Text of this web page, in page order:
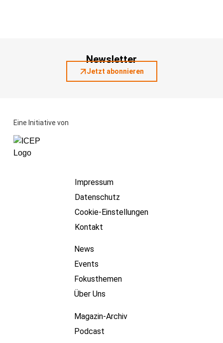
Newsletter
Jetzt abonnieren
Eine Initiative von
Impressum
Datenschutz
Cookie-Einstellungen
Kontakt
News
Events
Fokusthemen
Über Uns
Magazin-Archiv
Podcast